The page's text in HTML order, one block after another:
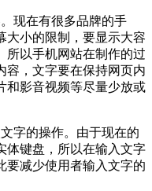
现在有很多品牌的手
大小的限制，要显示大容
所以手机网站在制作的过
容，文字要在保持网页内
和影音视频等尽量少放或
字的操作。由于现在的
体键盘，所以在输入文字
要减少使用者输入文字的